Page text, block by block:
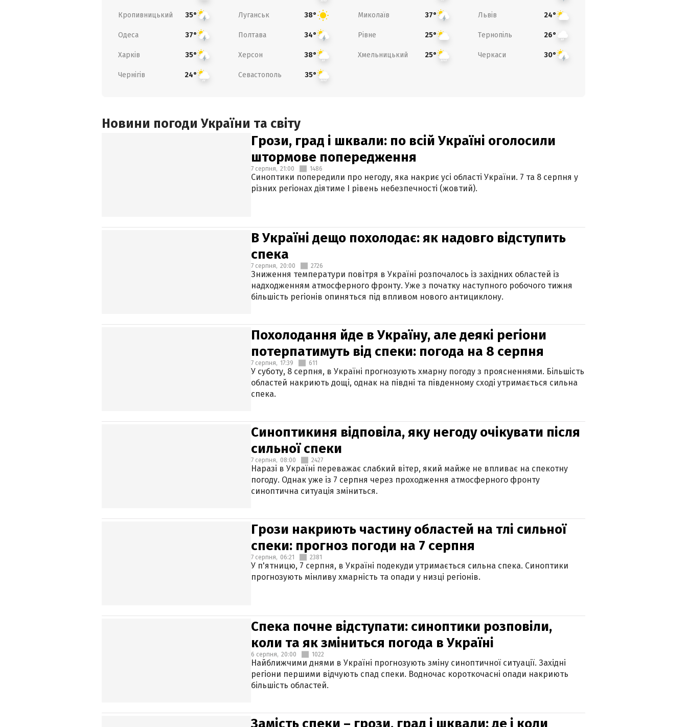
Кропивницький 35° Луганськ 38° Миколаїв 37° Львів 24°
Одеса 37° Полтава 34° Рівне 25° Тернопіль 26°
Харків 35° Херсон 38° Хмельницький 25° Черкаси 30°
Чернігів 24° Севастополь 35°
Новини погоди України та світу
Грози, град і шквали: по всій Україні оголосили
штормове попередження
7 серпня, 21:00 1486
Синоптики попередили про негоду, яка накриє усі області України. 7 та 8 серпня у
різних регіонах діятиме І рівень небезпечності (жовтий).
В Україні дещо похолодає: як надовго відступить
спека
7 серпня, 20:00 2726
Зниження температури повітря в Україні розпочалось із західних областей із
надходженням атмосферного фронту. Уже з початку наступного робочого тижня
більшість регіонів опиняться під впливом нового антициклону.
Похолодання йде в Україну, але деякі регіони
потерпатимуть від спеки: погода на 8 серпня
7 серпня, 17:39 611
У суботу, 8 серпня, в Україні прогнозують хмарну погоду з проясненнями. Більшість
областей накриють дощі, однак на півдні та південному сході утримається сильна
спека.
Синоптикиня відповіла, яку негоду очікувати після
сильної спеки
7 серпня, 08:00 2427
Наразі в Україні переважає слабкий вітер, який майже не впливає на спекотну
погоду. Однак уже із 7 серпня через проходження атмосферного фронту
синоптична ситуація зміниться.
Грози накриють частину областей на тлі сильної
спеки: прогноз погоди на 7 серпня
7 серпня, 06:21 2381
У п'ятницю, 7 серпня, в Україні подекуди утримається сильна спека. Синоптики
прогнозують мінливу хмарність та опади у низці регіонів.
Спека почне відступати: синоптики розповіли,
коли та як зміниться погода в Україні
6 серпня, 20:00 1022
Найближчими днями в Україні прогнозують зміну синоптичної ситуації. Західні
регіони першими відчують спад спеки. Водночас короткочасні опади накриють
більшість областей.
Замість спеки – грози, град і шквали: де і коли